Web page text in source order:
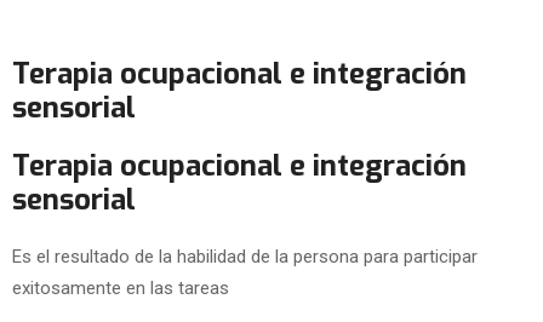
Terapia ocupacional e integración
sensorial
Terapia ocupacional e integración
sensorial
Es el resultado de la habilidad de la persona para participar
exitosamente en las tareas